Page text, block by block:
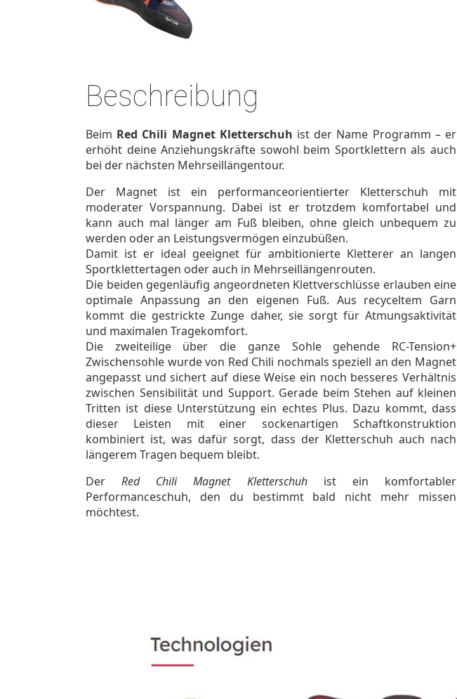
Beschreibung
Beim Red Chili Magnet Kletterschuh ist der Name Programm – er
erhöht deine Anziehungskräfte sowohl beim Sportklettern als auch
bei der nächsten Mehrseillängentour.
Der Magnet ist ein performanceorientierter Kletterschuh mit
moderater Vorspannung. Dabei ist er trotzdem komfortabel und
kann auch mal länger am Fuß bleiben, ohne gleich unbequem zu
werden oder an Leistungsvermögen einzubüßen.
Damit ist er ideal geeignet für ambitionierte Kletterer an langen
Sportklettertagen oder auch in Mehrseillängenrouten.
Die beiden gegenläufig angeordneten Klettverschlüsse erlauben eine
optimale Anpassung an den eigenen Fuß. Aus recyceltem Garn
kommt die gestrickte Zunge daher, sie sorgt für Atmungsaktivität
und maximalen Tragekomfort.
Die zweiteilige über die ganze Sohle gehende RC-Tension+
Zwischensohle wurde von Red Chili nochmals speziell an den Magnet
angepasst und sichert auf diese Weise ein noch besseres Verhältnis
zwischen Sensibilität und Support. Gerade beim Stehen auf kleinen
Tritten ist diese Unterstützung ein echtes Plus. Dazu kommt, dass
dieser Leisten mit einer sockenartigen Schaftkonstruktion
kombiniert ist, was dafür sorgt, dass der Kletterschuh auch nach
längerem Tragen bequem bleibt.
DerRed Chili Magnet Kletterschuhist ein komfortabler
Performanceschuh, den du bestimmt bald nicht mehr missen
möchtest.